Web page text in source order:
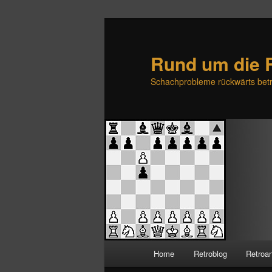
Rund um die
Schachprobleme rückwärts
Zum
Zum
Home Retroblog